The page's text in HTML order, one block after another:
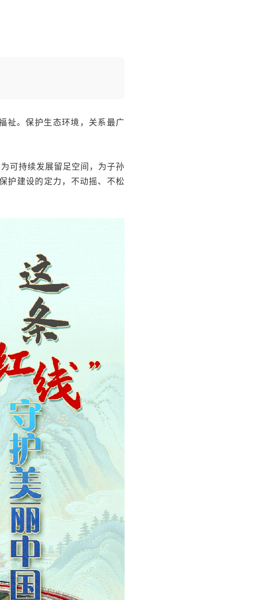
祉。保护生态环境，关系最广
可持续发展留足空间，为子孙
护建设的定力，不动摇、不松